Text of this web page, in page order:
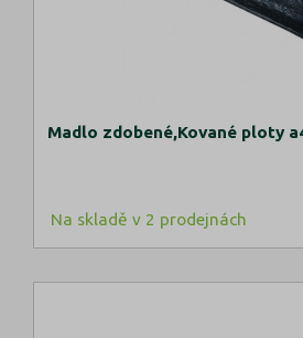
Madlo zdobené,Kované ploty
Na skladě v 2 prodejnách